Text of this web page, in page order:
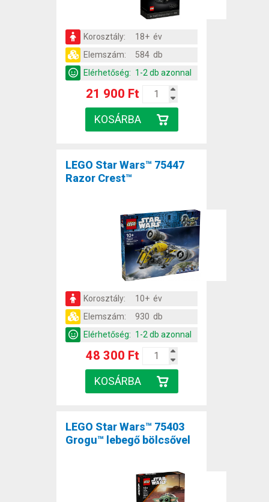
Korosztály:
18+ év
Elemszám:
584 db
Elérhetőség: 1-2 db azonnal
21 900 Ft
LEGO Star Wars™ 75447
Razor Crest™
Korosztály:
10+ év
Elemszám:
930 db
Elérhetőség: 1-2 db azonnal
48 300 Ft
LEGO Star Wars™ 75403
Grogu™ lebegő bölcsővel